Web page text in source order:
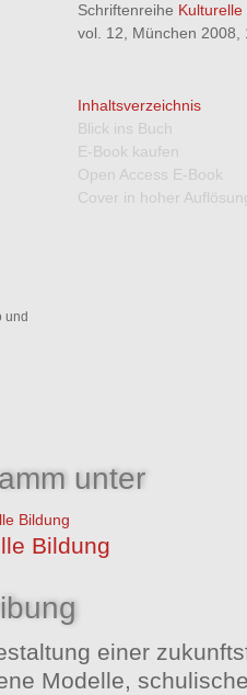
Schriftenreihe Kulturelle
vol. 12, München 2008,
Inhaltsverzeichnis
Blick ins Buch
E-Book kaufen
Open Access E-Book
Cover in hoher
und
unter
Bildung
Bildung
einer
Modelle,